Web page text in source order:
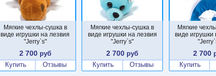
Мягкие чехлы-сушка в
виде игрушки на лезвия
"Jerry`s"
2 700руб
Купить
Отзывы
Мягкие чехлы-сушка в
виде игрушки на лезвия
"Jerry`s"
2 700 руб
Купить
Отзывы
Мягкие
виде игрушки
2 700
Купить